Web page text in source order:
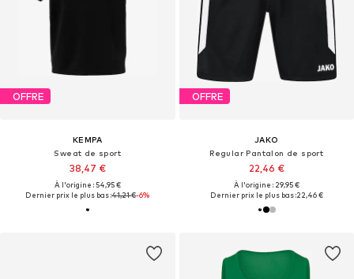
OFFRE
KEMPA
Sweat de sport
38,47 €
À l'origine : 54,95 €
Dernier prix le plus bas :41,21 €-6%
OFFRE
JAKO
Regular Pantalon de sport
22,46 €
À l'origine : 29,95 €
Dernier prix le plus bas :22,46 €